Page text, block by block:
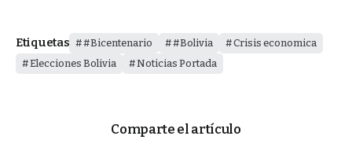
Etiquetas #Bicentenario #Bolivia
Crisis economica
Elecciones Bolivia
Noticias Portada
Comparte el artículo